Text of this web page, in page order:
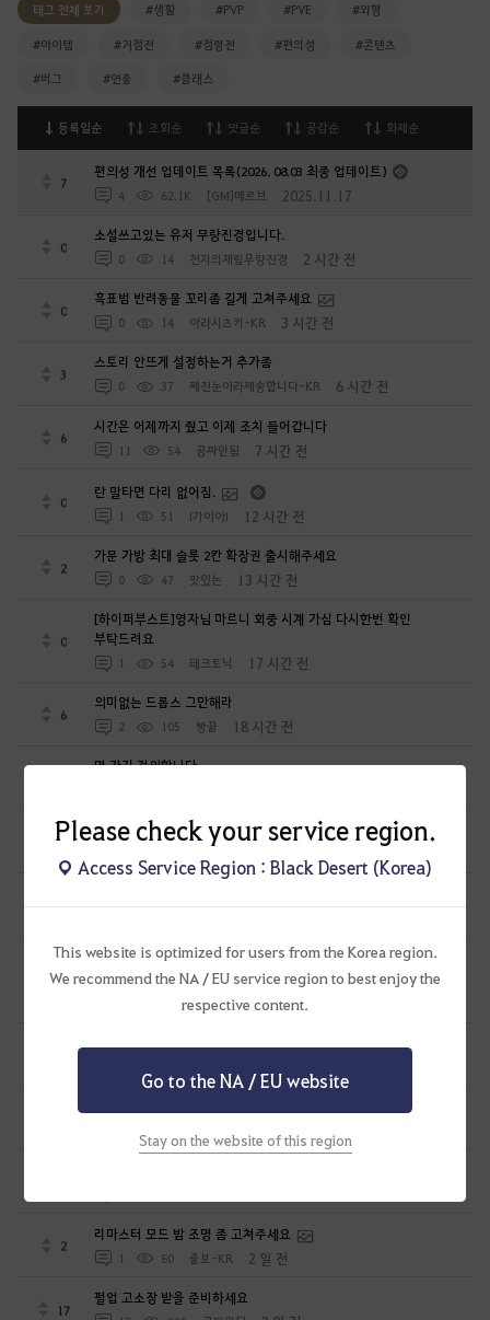
Please check your service region.
Access Service Region : Black Desert (Korea)
This website is optimized for users from the Korea region.
We recommend the NA / EU service region to best enjoy the
respective content.
Go to the NA / EU website
Stay on the website of this region
태그 전체 보기 #생활 #PVP #PVE #외형
#아이템 #거점전 #점령전 #편의성 #콘텐츠
#버그 #연출 #클래스
등록일순 조회순 댓글순 공감순 화제순
7
편의성 개선 업데이트 목록(2026. 08.03 최종 업데이트)
4 62.1K [GM]메르브 2025.11.17
0
소설쓰고있는 유저 무량진경입니다.
0 14 천지의재림무량진경 2 시간 전
0
흑표범 반려동물 꼬리좀 길게 고쳐주세요
0 14 아라시츠키-KR 3 시간 전
3
스토리 안뜨게 설정하는거 추가좀
0 37 째진눈이라째송합니다-KR 6 시간 전
6
시간은 어제까지 줬고 이제 조치 들어갑니다
11 54 공짜안됨 7 시간 전
0
란 말타면 다리 없어짐.
1 51 I가이아I 12 시간 전
2
가문 가방 최대 슬롯 2칸 확장권 출시해주세요
0 47 맛있는 13 시간 전
0
[하이퍼부스트]영자님 마르니 회중 시계 가심 다시한번 확인
부탁드려요
1 54 테크토닉 17 시간 전
6
의미없는 드롭스 그만해라
2 105 빵꿀 18 시간 전
몇 가지 건의합니다.
3
길드 기술 잠금 기능은 빠르게 추가해주셨으면 합니다
2
1
아니 영자님아 지금 마르니 회중시계 가심바른거 추출이
안된다고요
테크토닉 1 일 전
2
리마스터 모드 밤 조명 좀 고쳐주세요
1 80 줄보-KR 2 일 전
17
펄업 고소장 받을 준비하세요